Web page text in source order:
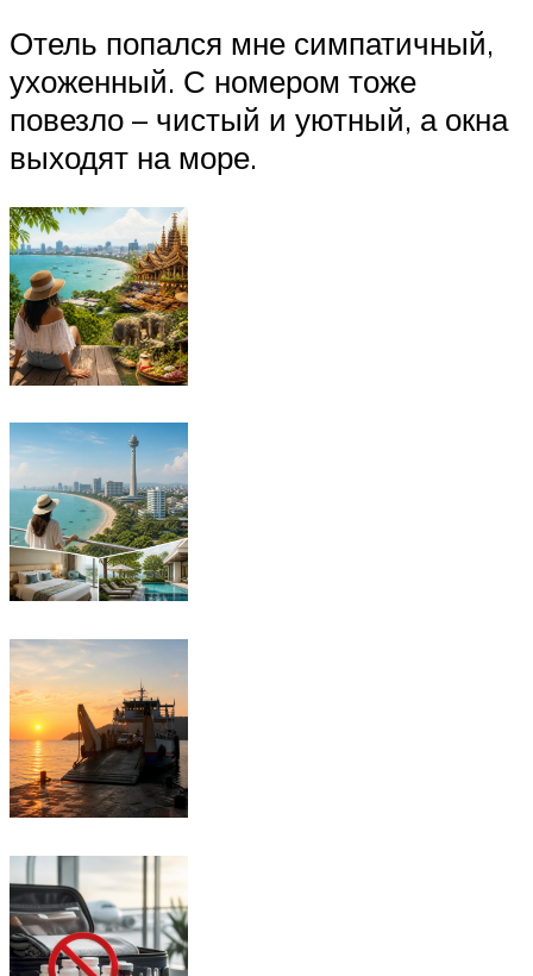
Отель попался мне симпатичный,
ухоженный. С номером тоже
повезло – чистый и уютный, а окна
выходят на море.